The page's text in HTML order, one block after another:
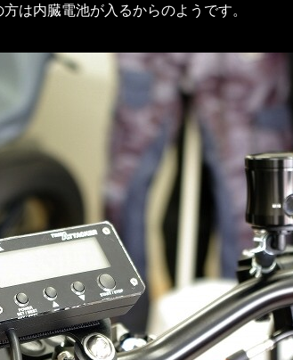
は内臓電池が入るからのようです。